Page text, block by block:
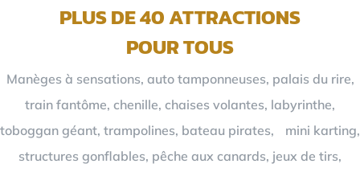
PLUS DE 40 ATTRACTIONS
POUR TOUS
Manèges à sensations, auto tamponneuses, palais du rire,
train fantôme, chenille, chaises volantes, labyrinthe,
toboggan géant, trampolines, bateau pirates, mini karting,
structures gonflables, pêche aux canards, jeux de tirs,